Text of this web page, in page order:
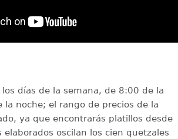
días de la semana, de 8:00 de la
la noche; el rango de precios de la
ya que encontrarás platillos desde
elaborados oscilan los cien quetzales